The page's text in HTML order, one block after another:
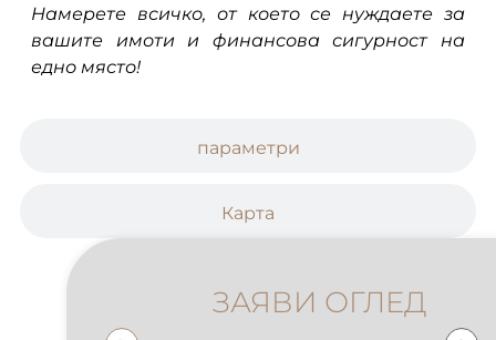
параметри
Карта
Намерете всичко, от което се нуждаете за
вашите имоти и финансова сигурност на
едно място!
ЗАЯВИ ОГЛЕД